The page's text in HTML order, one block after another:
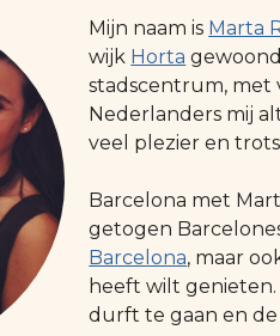
Mijn naam is Marta
wijk Horta
stadscentrum, met
Nederlanders mij
veel plezier en
Barcelona met
getogen
Barcelona, maar
heeft wilt
durft te gaan en